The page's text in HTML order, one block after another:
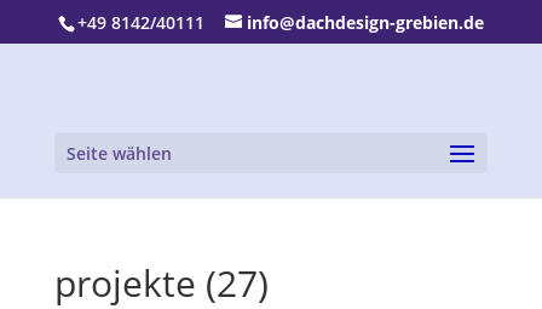
+49 8142/40111 info@dachdesign-grebien.de
Seite wählen
projekte (27)